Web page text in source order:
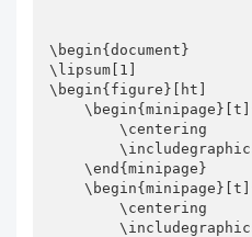
\begin{document}
\lipsum[1]
\begin{figure}[ht]
    \begin{minipage}[t]{0.5\textwidth}
        \centering
        \includegraphics[scale=1]{bee}
    \end{minipage}
    \begin{minipage}[t]{0.5\textwidth}
        \centering
        \includegraphics[scale=1]{cat}